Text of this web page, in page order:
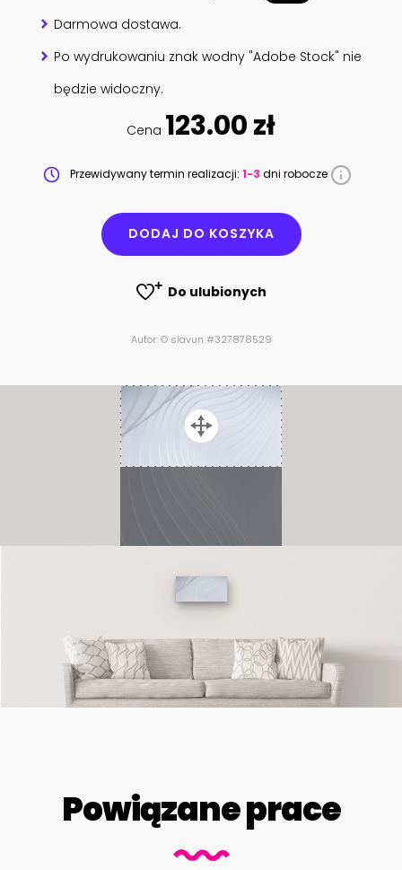
Darmowa dostawa.
Po wydrukowaniu znak wodny "Adobe Stock" nie
będzie widoczny.
Cena 123.00 zł
Przewidywany termin realizacji: 1-3 dni robocze
DODAJ DO KOSZYKA
Do ulubionych
Autor: © slavun #327878529
Powiązane prace